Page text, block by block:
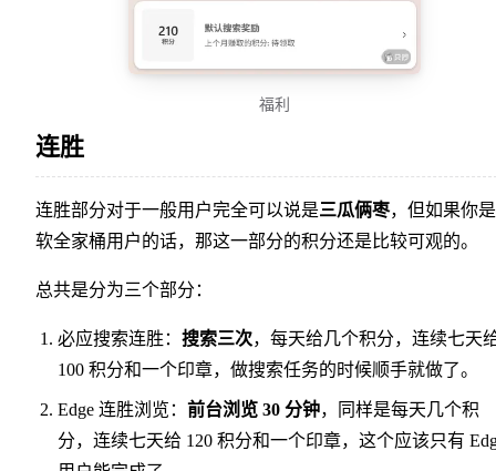
福利
连胜
连胜部分对于一般用户完全可以说是三瓜俩枣，但如果你
软全家桶用户的话，那这一部分的积分还是比较可观的。
总共是分为三个部分：
必应搜索连胜： 搜索三次，每天给几个积分，连续七天
100 积分和一个印章，做搜索任务的时候顺手就做了。
Edge 连胜浏览： 前台浏览 30 分钟，同样是每天几个积
分，连续七天给 120 积分和一个印章，这个应该只有